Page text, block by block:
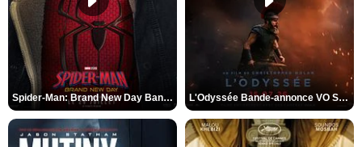
Spider-Man: Brand New Day Bande-annonce VO STFR L'Odyssée Bande-annonce VO STFR